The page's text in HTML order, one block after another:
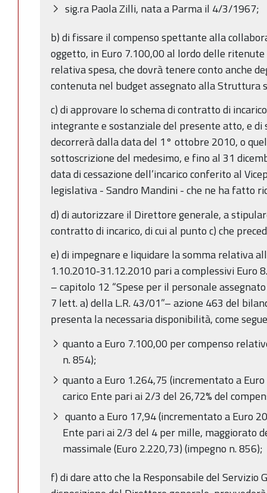
sig.ra Paola Zilli, nata a Parma il 4/3/1967;
b) di fissare il compenso spettante alla
oggetto, in Euro 7.100,00 al lordo delle
relativa spesa, che dovrà tenere conto anche
contenuta nel budget assegnato alla Struttura
c) di approvare lo schema di contratto di
integrante e sostanziale del presente atto, e
decorrerà dalla data del 1° ottobre 2010, o
sottoscrizione del medesimo, e fino al 31
data di cessazione dell’incarico conferito al
legislativa - Sandro Mandini - che ne ha fatto
d) di autorizzare il Direttore generale, a
contratto di incarico, di cui al punto c) che
e) di impegnare e liquidare la somma relativa
1.10.2010-31.12.2010 pari a complessivi Euro
– capitolo 12 “Spese per il personale
7 lett. a) della L.R. 43/01”– azione 463 del
presenta la necessaria disponibilità, come
quanto a Euro 7.100,00 per compenso
n. 854);
quanto a Euro 1.264,75 (incrementato a
carico Ente pari ai 2/3 del 26,72% del
quanto a Euro 17,94 (incrementato a Euro
Ente pari ai 2/3 del 4 per mille, maggiorato
massimale (Euro 2.220,73) (impegno n. 856);
f) di dare atto che la Responsabile del Servizio